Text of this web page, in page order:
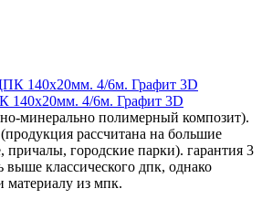
140x20мм. 4/6м. Графит 3D
минерально полимерный композит).
рассчитана на большие
причалы, городские парки). гарантия 3
выше классического дпк, однако
материалу из мпк.